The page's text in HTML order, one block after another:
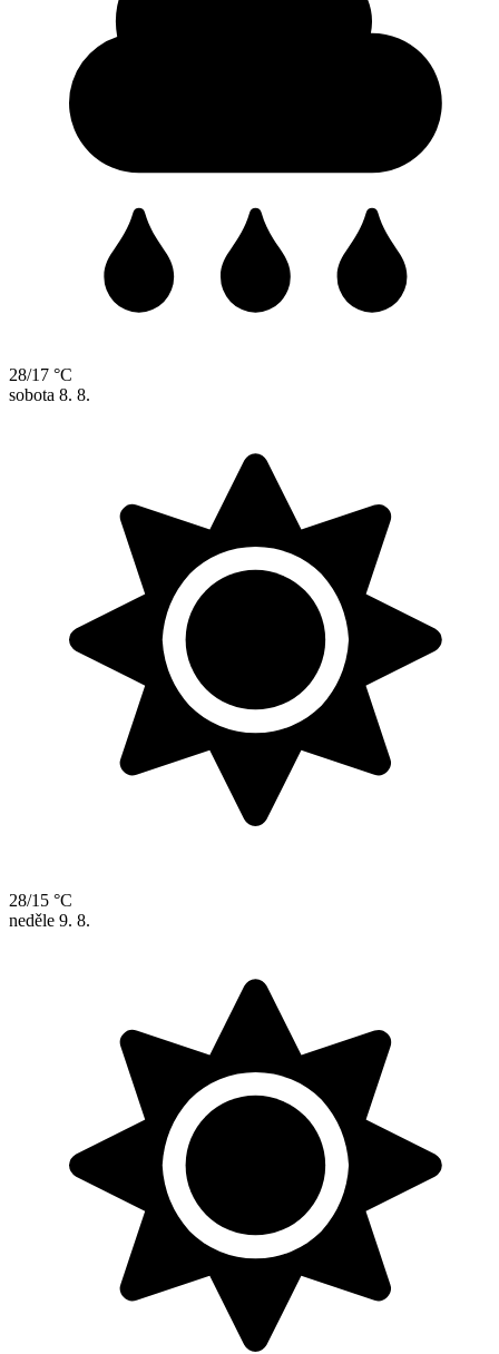
28/17 °C
sobota 8. 8.
28/15 °C
neděle 9. 8.